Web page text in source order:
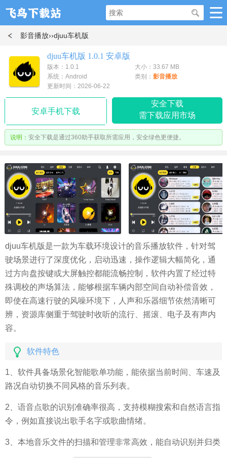
影音播放››djuu车机版
djuu车机版 1.0.1 安卓版
版本：1.0.1
大小：33.67 MB
系统：Android
类别： 影音播放
更新时间：2026-06-22
安卓手机下载
安全下载
需下载应用市场
说明： 安全下载是通过360助手获取所需应用，安全绿色更便捷。
djuu车机版是一款为车载环境设计的音乐播放软件，针对驾
驶场景进行了深度优化，启动迅速，操作逻辑大幅简化，通
过方向盘按键或大屏触控都能流畅控制，软件内置了经过特
殊调校的声场算法，能够根据车辆内部空间自动补偿音效，
即使在高速行驶的风噪环境下，人声和乐器细节依然清晰可
辨，资源库侧重于驾驶时收听的流行、摇滚、电子及有声内
容。
软件特色
1、软件具备场景化智能歌单功能，能依据当前时间、车速及
路况自动切换不同风格的音乐列表。
2、语音点歌的识别准确率很高，支持模糊搜索和自然语言指
令，例如直接说出歌手名字或歌曲情绪。
3、本地音乐文件的扫描和管理非常高效，能自动识别并归类
车载U盘内的歌曲，生成整洁的播放列表。